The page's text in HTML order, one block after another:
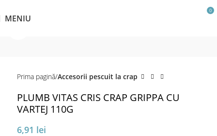
MENIU
0
Prima pagină Accesorii pescuit la crap
PLUMB VITAS CRIS CRAP GRIPPA CU
VARTEJ 110G
6,91 lei